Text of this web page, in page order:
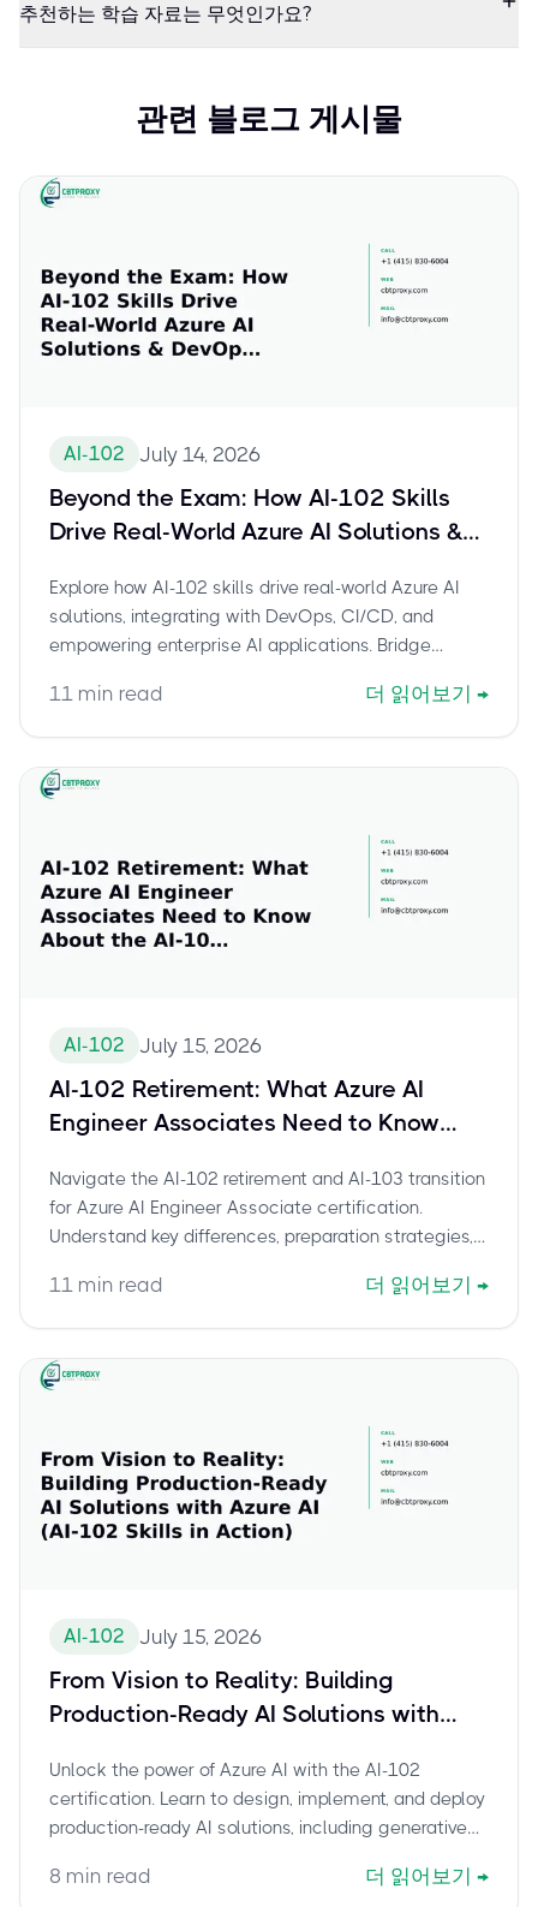
추천하는 학습 자료는 무엇인가요?
관련 블로그 게시물
AI-102 July 14, 2026
Beyond the Exam: How AI-102 Skills
Drive Real-World Azure AI Solutions &
Explore how AI-102 skills drive real-world Azure AI
solutions, integrating with DevOps, CI/CD, and
empowering enterprise AI applications. Bridge
11 min read 더 읽어보기 →
AI-102 July 15, 2026
AI-102 Retirement: What Azure AI
Engineer Associates Need to Know
Navigate the AI-102 retirement and AI-103 transition
for Azure AI Engineer Associate certification.
Understand key differences, preparation strategies,
11 min read 더 읽어보기 →
AI-102 July 15, 2026
From Vision to Reality: Building
Production-Ready AI Solutions with
Unlock the power of Azure AI with the AI-102
certification. Learn to design, implement, and deploy
production-ready AI solutions, including generative
enterprise value with practical Azure AI skills.
8 min read 더 읽어보기 →